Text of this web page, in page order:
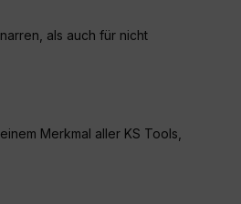
als auch für nicht
Merkmal aller KS Tools,